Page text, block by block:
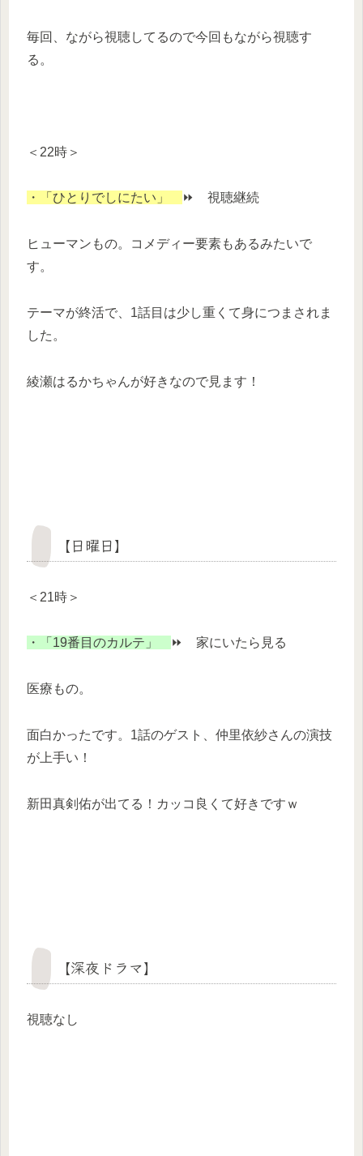
毎回、ながら視聴してるので今回もながら視聴す
る。
＜22時＞
・「ひとりでしにたい」 ⏩ 視聴継続
ヒューマンもの。コメディー要素もあるみたいで
す。
テーマが終活で、1話目は少し重くて身につまされま
した。
綾瀬はるかちゃんが好きなので見ます！
【日曜日】
＜21時＞
・「19番目のカルテ」 ⏩ 家にいたら見る
医療もの。
面白かったです。1話のゲスト、仲里依紗さんの演技
が上手い！
新田真剣佑が出てる！カッコ良くて好きですｗ
【深夜ドラマ】
視聴なし